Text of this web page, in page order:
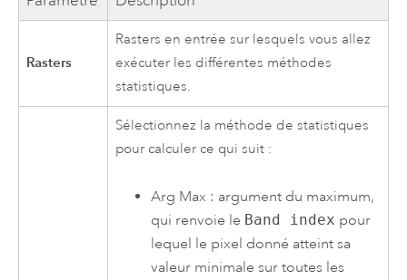
Rasters
Rasters en entrée sur lesquels vous allez
exécuter les différentes méthodes
statistiques.
Sélectionnez la méthode de statistiques
pour calculer ce qui suit :
Arg Max : argument du maximum,
qui renvoie le Band index pour
lequel le pixel donné atteint sa
valeur minimale sur toutes les